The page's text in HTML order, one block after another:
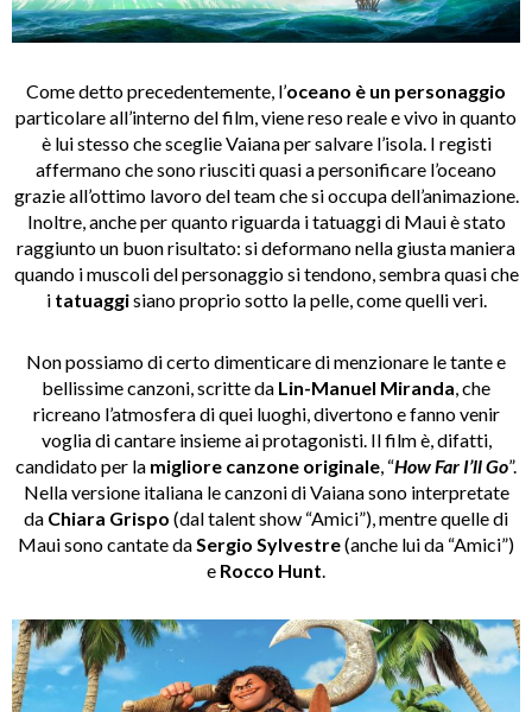
Come detto precedentemente, l’oceano è un personaggio
particolare all’interno del film, viene reso reale e vivo in quanto
è lui stesso che sceglie Vaiana per salvare l’isola. I registi
affermano che sono riusciti quasi a personificare l’oceano
grazie all’ottimo lavoro del team che si occupa dell’animazione.
Inoltre, anche per quanto riguarda i tatuaggi di Maui è stato
raggiunto un buon risultato: si deformano nella giusta maniera
quando i muscoli del personaggio si tendono, sembra quasi che
i tatuaggisiano proprio sotto la pelle, come quelli veri.
Non possiamo di certo dimenticare di menzionare le tante e
bellissime canzoni, scritte da Lin-Manuel Miranda, che
ricreano l’atmosfera di quei luoghi, divertono e fanno venir
voglia di cantare insieme ai protagonisti. Il film è, difatti,
candidato per la migliore canzone originale, “How Far I’ll Go”.
Nella versione italiana le canzoni di Vaiana sono interpretate
da Chiara Grispo (dal talent show “Amici”), mentre quelle di
Maui sono cantate daSergio Sylvestre(anche lui da “Amici”)
e Rocco Hunt.